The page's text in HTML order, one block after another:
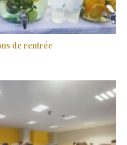
de rentrée